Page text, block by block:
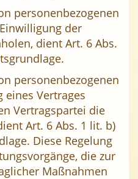
personenbezogenen
der
dient Art. 6 Abs.
personenbezogenen
eines Vertrages
Vertragspartei die
Art. 6 Abs. 1 lit. b)
Diese Regelung
die zur
Maßnahmen